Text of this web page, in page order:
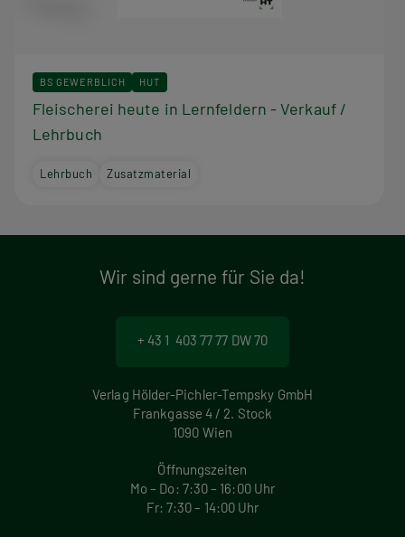
BS GEWERBLICH HUT
Fleischerei heute in Lernfeldern - Verkauf /
Lehrbuch
Lehrbuch Zusatzmaterial
Wir sind gerne für Sie da!
+ 43 1 403 77 77 DW 70
Verlag Hölder-Pichler-Tempsky GmbH
Frankgasse 4 / 2. Stock
1090 Wien
Öffnungszeiten
Mo – Do: 7:30 – 16:00 Uhr
Fr: 7:30 – 14:00 Uhr